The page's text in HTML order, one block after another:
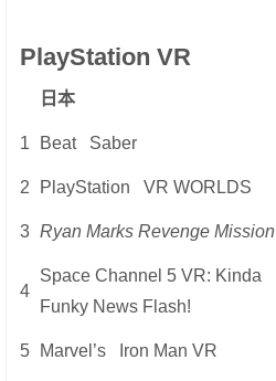
PlayStation VR
日本
1 Beat Saber
2 PlayStation VR WORLDS
3 Ryan Marks Revenge Mission
4
Space Channel 5 VR: Kinda
Funky News Flash!
5 Marvel’s Iron Man VR